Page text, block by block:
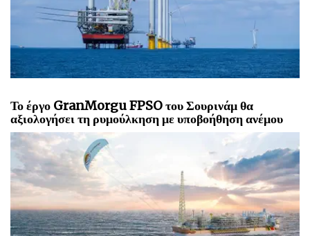
Το έργο GranMorgu FPSO του Σουρινάμ θα
αξιολογήσει τη ρυμούλκηση με υποβοήθηση ανέμου